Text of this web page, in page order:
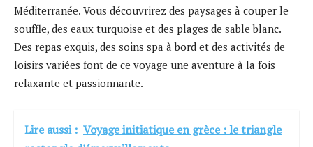
Méditerranée. Vous découvrirez des paysages à couper le
souffle, des eaux turquoise et des plages de sable blanc.
Des repas exquis, des soins spa à bord et des activités de
loisirs variées font de ce voyage une aventure à la fois
relaxante et passionnante.
Lire aussi : Voyage initiatique en grèce : le triangle